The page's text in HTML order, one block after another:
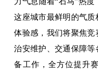
这座城市最鲜明的气
体验感，我们将聚焦竞
治安维护、交通保障
备工作，全方位提升